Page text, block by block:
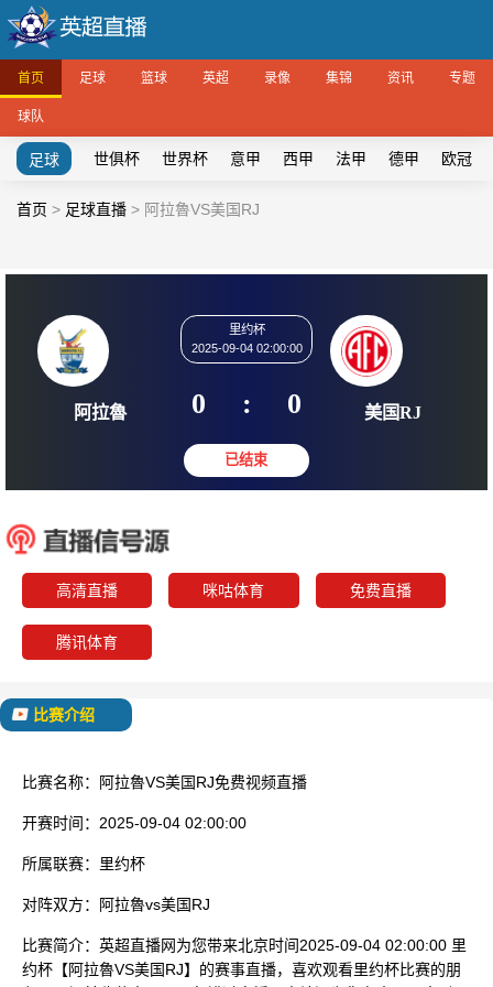
首页 足球 篮球 英超 录像 集锦 资讯 专题
球队
足球 世俱杯 世界杯 意甲 西甲 法甲 德甲 欧冠
首页 > 足球直播 > 阿拉魯VS美国RJ
里约杯
2025-09-04 02:00:00
0 : 0
高清直播 咪咕体育 免费直播
腾讯体育
比赛介绍
比赛名称： 阿拉魯VS美国RJ免费视频直播
开赛时间： 2025-09-04 02:00:00
所属联赛： 里约杯
对阵双方： 阿拉魯vs美国RJ
比赛简介： 英超直播网为您带来北京时间2025-09-04 02:00:00 里
约杯【阿拉魯VS美国RJ】的赛事直播，喜欢观看里约杯比赛的朋